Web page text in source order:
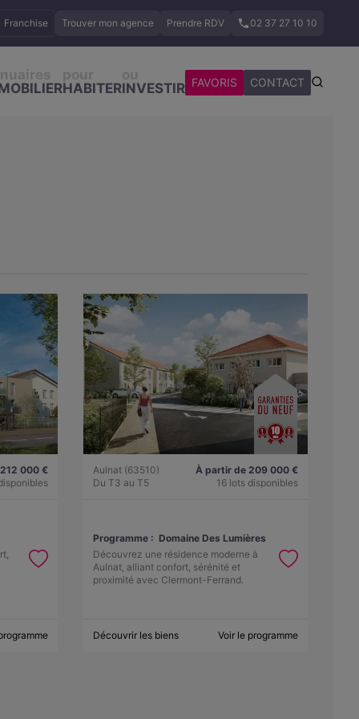
Franchise Trouver mon agence Prendre RDV 02 37 27 10 10
HABITERINVESTIR FAVORIS CONTACT
000 €
Aulnat (63510)
Du T3 au T5
À partir de 209 000 €
16 lots disponibles
Programme : Domaine Des Lumières
Découvrez une résidence moderne à
Aulnat, alliant confort, sérénité et
proximité avec Clermont-Ferrand.
Découvrir les biens Voir le programme